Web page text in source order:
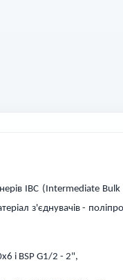
IBC (Intermediate
з'єднувачів -
і BSP G1/2 - 2",